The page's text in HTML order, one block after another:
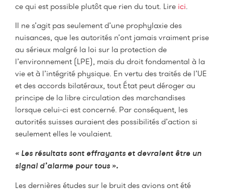
ce qui est possible plutôt que rien du tout. Lire ici.
Il ne s’agit pas seulement d’une prophylaxie des
nuisances, que les autorités n’ont jamais vraiment prise
au sérieux malgré la loi sur la protection de
l’environnement (LPE), mais du droit fondamental à la
vie et à l’intégrité physique. En vertu des traités de l’UE
et des accords bilatéraux, tout État peut déroger au
principe de la libre circulation des marchandises
lorsque celui-ci est concerné. Par conséquent, les
autorités suisses auraient des possibilités d’action si
seulement elles le voulaient.
« Les résultats sont effrayants et devraient être un
signal d’alarme pour tous ».
Les dernières études sur le bruit des avions ont été